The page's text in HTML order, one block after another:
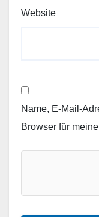
Website
Name, E-Mail-
Browser für